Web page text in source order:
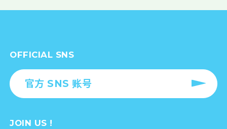
OFFICIAL SNS
官方 SNS 账号
JOIN US !